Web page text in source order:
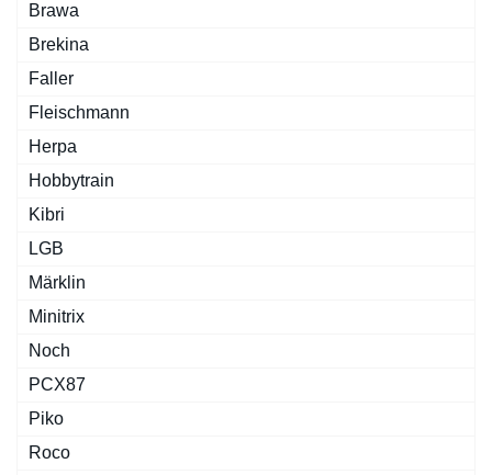
Brawa
Brekina
Faller
Fleischmann
Herpa
Hobbytrain
Kibri
LGB
Märklin
Minitrix
Noch
PCX87
Piko
Roco